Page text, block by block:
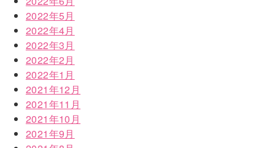
2022年5月
2022年4月
2022年3月
2022年2月
2022年1月
2021年12月
2021年11月
2021年10月
2021年9月